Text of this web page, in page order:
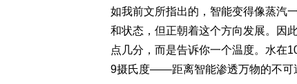
如我前文所指出的，智能变得像蒸汽
和状态，但正朝着这个方向发展。因
点几分，而是告诉你一个温度。水在
9摄氏度——距离智能渗透万物的不可